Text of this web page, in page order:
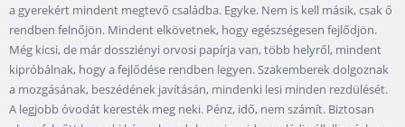
a gyerekért mindent megtevő családba. Egyke. Nem is kell másik, csak ő
rendben felnőjön. Mindent elkövetnek, hogy egészségesen fejlődjön.
Még kicsi, de már dossziényi orvosi papírja van, több helyről, mindent
kipróbálnak, hogy a fejlődése rendben legyen. Szakemberek dolgoznak
a mozgásának, beszédének javításán, mindenki lesi minden rezdülését.
A legjobb óvodát keresték meg neki. Pénz, idő, nem számít. Biztosan